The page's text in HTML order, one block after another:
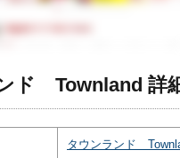
ド Townland 詳
タウンランド